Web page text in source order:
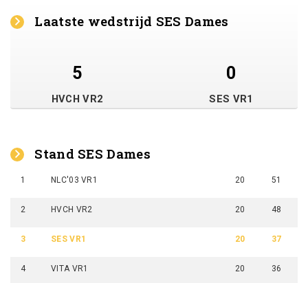
Laatste wedstrijd SES Dames
5 0
HVCH VR2 SES VR1
Stand SES Dames
1 NLC'03 VR1 20 51
2 HVCH VR2 20 48
3 SES VR1 20 37
4 VITA VR1 20 36